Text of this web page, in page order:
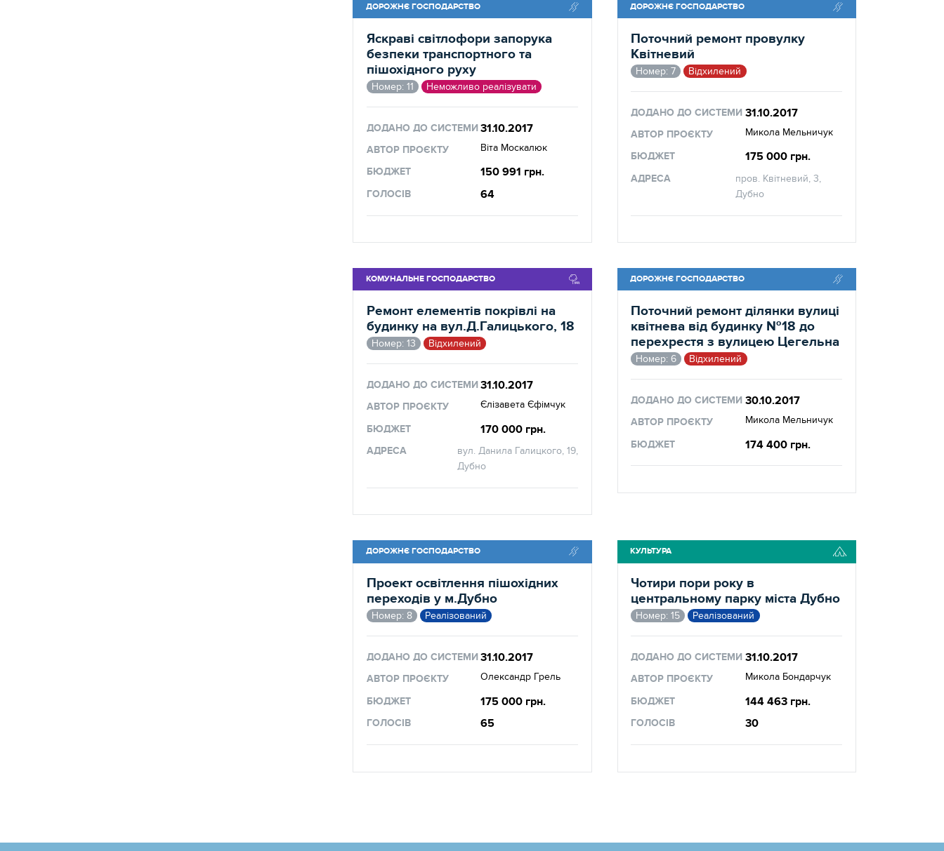
ДОРОЖНЄ ГОСПОДАРСТВО
Яскраві світлофори запорука
безпеки транспортного та
пішохідного руху
Номер: 11 Неможливо реалізувати
ДОДАНО ДО СИСТЕМИ31.10.2017
АВТОР ПРОЄКТУ Віта Москалюк
БЮДЖЕТ 150 991 грн.
ГОЛОСІВ 64
ДОРОЖНЄ ГОСПОДАРСТВО
Поточний ремонт провулку
Квітневий
Номер: 7 Відхилений
ДОДАНО ДО СИСТЕМИ 31.10.2017
АВТОР ПРОЄКТУ Микола Мельничук
БЮДЖЕТ 175 000 грн.
АДРЕСА
пров. Квітневий, 3,
Дубно
КОМУНАЛЬНЕ ГОСПОДАРСТВО
Ремонт елементів покрівлі на
будинку на вул.Д.Галицького, 18
Номер: 13 Відхилений
ДОДАНО ДО СИСТЕМИ31.10.2017
АВТОР ПРОЄКТУ Єлізавета Єфімчук
БЮДЖЕТ 170 000 грн.
АДРЕСА
вул. Данила Галицкого, 19,
Дубно
ДОРОЖНЄ ГОСПОДАРСТВО
Поточний ремонт ділянки вулиці
квітнева від будинку №18 до
перехрестя з вулицею Цегельна
Номер: 6 Відхилений
ДОДАНО ДО СИСТЕМИ 30.10.2017
АВТОР ПРОЄКТУ Микола Мельничук
БЮДЖЕТ 174 400 грн.
ДОРОЖНЄ ГОСПОДАРСТВО
Проект освітлення пішохідних
переходів у м.Дубно
Номер: 8 Реалізований
ДОДАНО ДО СИСТЕМИ31.10.2017
АВТОР ПРОЄКТУ Олександр Грель
БЮДЖЕТ 175 000 грн.
ГОЛОСІВ 65
КУЛЬТУРА
Чотири пори року в
центральному парку міста Дубно
Номер: 15 Реалізований
ДОДАНО ДО СИСТЕМИ 31.10.2017
АВТОР ПРОЄКТУ Микола Бондарчук
БЮДЖЕТ 144 463 грн.
ГОЛОСІВ 30